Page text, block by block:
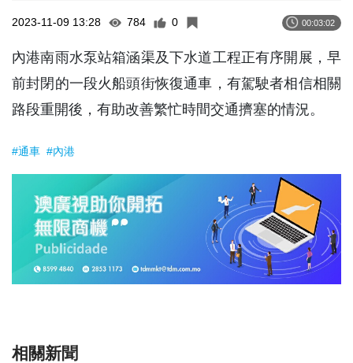
2023-11-09 13:28 784 0 00:03:02
內港南雨水泵站箱涵渠及下水道工程正有序開展，早
前封閉的一段火船頭街恢復通車，有駕駛者相信相關
路段重開後，有助改善繁忙時間交通擠塞的情況。
#通車 #內港
相關新聞